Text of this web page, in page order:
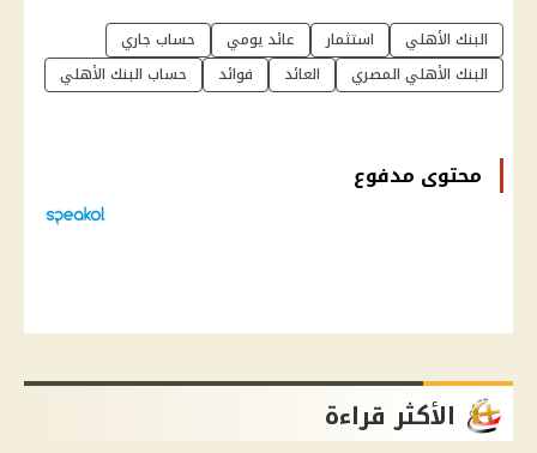
البنك الأهلي استثمار عائد يومي
حساب جاري
البنك الأهلي المصري
العائد فوائد حساب البنك الأهلي
محتوى مدفوع
الأكثر قراءة